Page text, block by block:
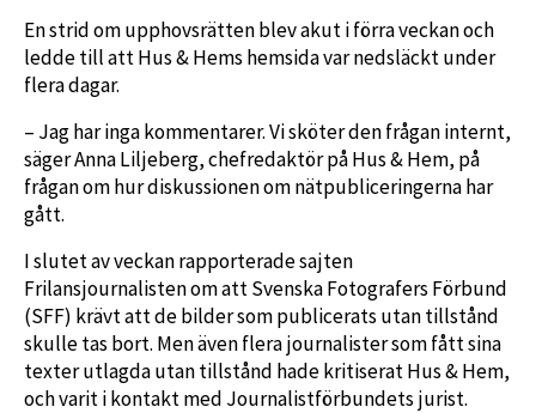
En strid om upphovsrätten blev akut i förra veckan och
ledde till att Hus & Hems hemsida var nedsläckt under
flera dagar.
– Jag har inga kommentarer. Vi sköter den frågan internt,
säger Anna Liljeberg, chefredaktör på Hus & Hem, på
frågan om hur diskussionen om nätpubliceringerna har
gått.
I slutet av veckan rapporterade sajten
Frilansjournalisten om att Svenska Fotografers Förbund
(SFF) krävt att de bilder som publicerats utan tillstånd
skulle tas bort. Men även flera journalister som fått sina
texter utlagda utan tillstånd hade kritiserat Hus & Hem,
och varit i kontakt med Journalistförbundets jurist.